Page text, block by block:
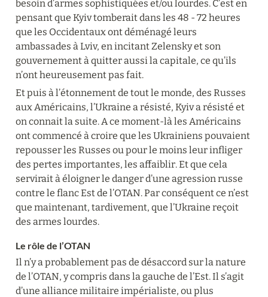
besoin d’armes sophistiquées et/ou lourdes. C’est en
pensant que Kyiv tomberait dans les 48 - 72 heures
que les Occidentaux ont déménagé leurs
ambassades à Lviv, en incitant Zelensky et son
gouvernement à quitter aussi la capitale, ce qu’ils
n’ont heureusement pas fait.
Et puis à l’étonnement de tout le monde, des Russes
aux Américains, l’Ukraine a résisté, Kyiv a résisté et
on connait la suite. A ce moment-là les Américains
ont commencé à croire que les Ukrainiens pouvaient
repousser les Russes ou pour le moins leur infliger
des pertes importantes, les affaiblir. Et que cela
servirait à éloigner le danger d’une agression russe
contre le flanc Est de l’OTAN. Par conséquent ce n’est
que maintenant, tardivement, que l’Ukraine reçoit
des armes lourdes.
Le rôle de l’OTAN
Il n’y a probablement pas de désaccord sur la nature
de l’OTAN, y compris dans la gauche de l’Est. Il s’agit
d’une alliance militaire impérialiste, ou plus